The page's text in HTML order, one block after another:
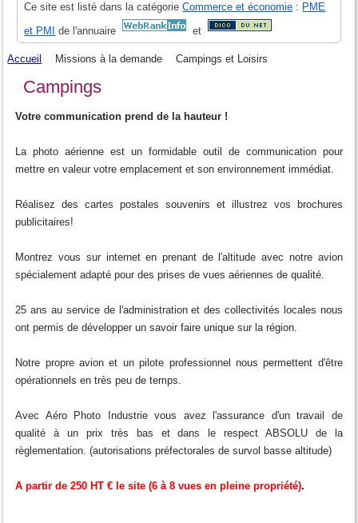
Ce site est listé dans la catégorieCommerce et économie : PME
et PMI
de l'annuaire et
Accueil Missions à la demande Campings et Loisirs
Campings
Votre communication prend de la hauteur !
La photo aérienne est un formidable outil de communication pour
mettre en valeur votre emplacement et son environnement immédiat.
Réalisez des cartes postales souvenirs et illustrez vos brochures
publicitaires!
Montrez vous sur internet en prenant de l'altitude avec notre avion
spécialement adapté pour des prises de vues aériennes de qualité.
25 ans au service de l'administration et des collectivités locales nous
ont permis de développer un savoir faire unique sur la région.
Notre propre avion et un pilote professionnel nous permettent d'être
opérationnels en très peu de temps.
Avec Aéro Photo Industrie vous avez l'assurance d'un travail de
qualité à un prix très bas et dans le respect ABSOLU de la
règlementation. (autorisations préfectorales de survol basse altitude)
A partir de 250 HT € le site (6 à 8 vues en pleine propriété).